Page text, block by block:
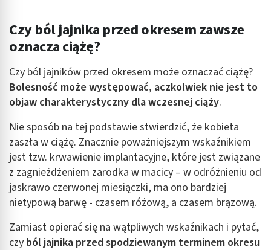
Czy ból jajnika przed okresem zawsze
oznacza ciążę?
Czy ból jajników przed okresem może oznaczać ciążę?
Bolesność może występować, aczkolwiek nie jest to
objaw charakterystyczny dla wczesnej ciąży.
Nie sposób na tej podstawie stwierdzić, że kobieta
zaszła w ciążę. Znacznie poważniejszym wskaźnikiem
jest tzw. krwawienie implantacyjne, które jest związane
z zagnieżdżeniem zarodka w macicy – w odróżnieniu od
jaskrawo czerwonej miesiączki, ma ono bardziej
nietypową barwę - czasem różową, a czasem brązową.
Zamiast opierać się na wątpliwych wskaźnikach i pytać,
czy ból jajnika przed spodziewanym terminem okresu